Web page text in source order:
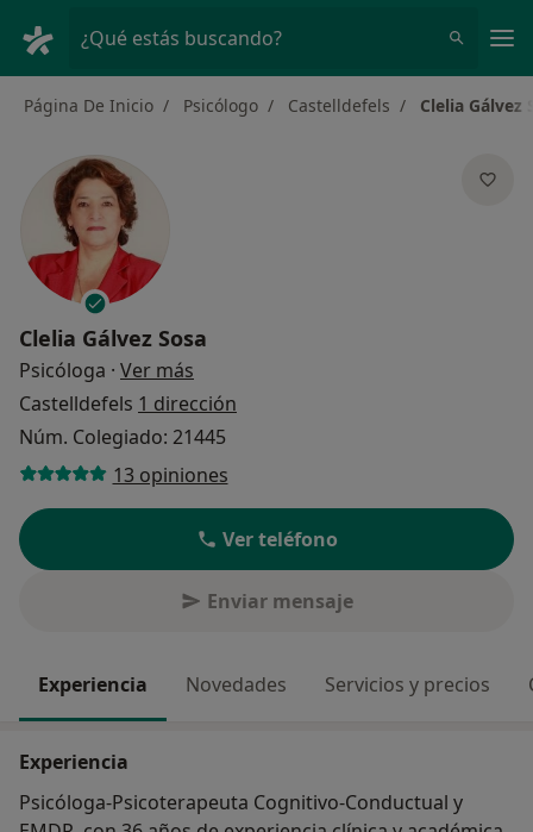
¿Qué estás buscando?
Página De Inicio Psicólogo Castelldefels Clelia Gálvez
Clelia Gálvez Sosa
Psicóloga · Ver más
Castelldefels 1 dirección
Núm. Colegiado: 21445
13 opiniones
Ver teléfono
Enviar mensaje
Experiencia Novedades Servicios y precios
Experiencia
Psicóloga-Psicoterapeuta Cognitivo-Conductual y